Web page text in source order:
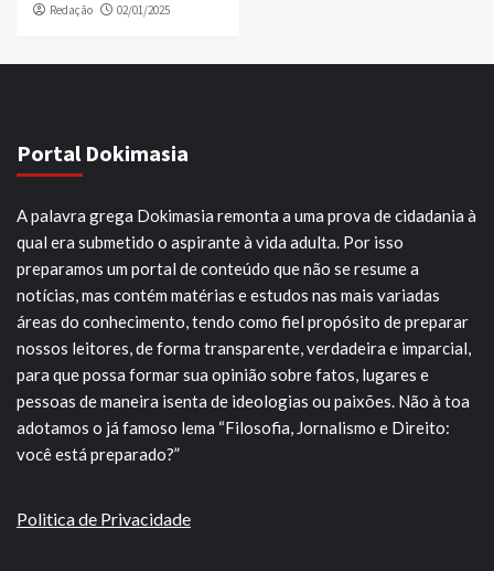
Redação 02/01/2025
Portal Dokimasia
A palavra grega Dokimasia remonta a uma prova de cidadania à
qual era submetido o aspirante à vida adulta. Por isso
preparamos um portal de conteúdo que não se resume a
notícias, mas contém matérias e estudos nas mais variadas
áreas do conhecimento, tendo como fiel propósito de preparar
nossos leitores, de forma transparente, verdadeira e imparcial,
para que possa formar sua opinião sobre fatos, lugares e
pessoas de maneira isenta de ideologias ou paixões. Não à toa
adotamos o já famoso lema “Filosofia, Jornalismo e Direito:
você está preparado?”
Politica de Privacidade